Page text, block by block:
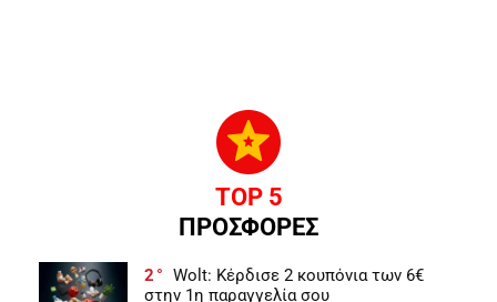
TOP 5
ΠΡΟΣΦΟΡΕΣ
2
Wolt: Κέρδισε 2 κουπόνια των 6€
στην 1η παραγγελία σου